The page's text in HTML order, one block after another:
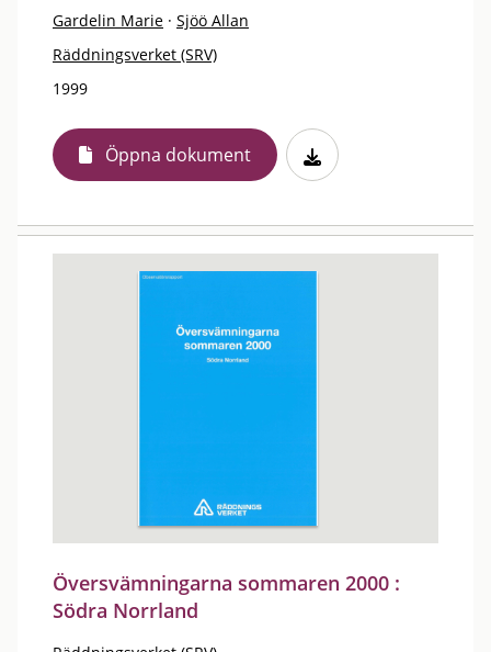
Gardelin Marie · Sjöö Allan
Räddningsverket (SRV)
1999
Öppna dokument
Översvämningarna sommaren 2000 :
Södra Norrland